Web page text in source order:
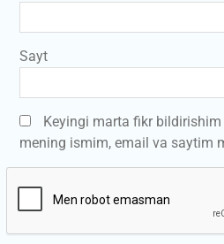
Sayt
Keyingi marta fikr
mening ismim, email va saytim